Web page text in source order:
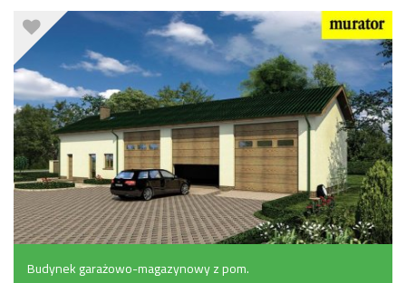
Budynek garażowo-magazynowy z pom.